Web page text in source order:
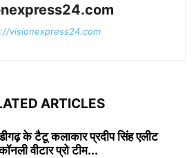
visionexpress24.com
ARTICLES
के टैटू कलाकार प्रदीप सिंह एलीट
वीटार प्रो टीम...